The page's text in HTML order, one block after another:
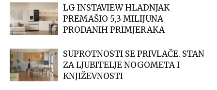
LG INSTAVIEW HLADNJAK
PREMAŠIO 5,3 MILIJUNA
PRODANIH PRIMJERAKA
SUPROTNOSTI SE PRIVLAČE. STAN
ZA LJUBITELJE NOGOMETA I
KNJIŽEVNOSTI